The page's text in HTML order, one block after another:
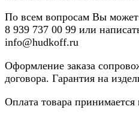
По всем вопросам Вы может
8 939 737 00 99 или
info@hudkoff.ru
Оформление заказа
договора. Гарантия на
Оплата товара принимается